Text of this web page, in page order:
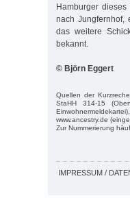
Hamburger
nach Jungfernhof,
das weitere
bekannt.
© Björn Eggert
Quellen der
StaHH 314-15
www.ancestry.de
Zur Nummerierung
IMPRESSUM /